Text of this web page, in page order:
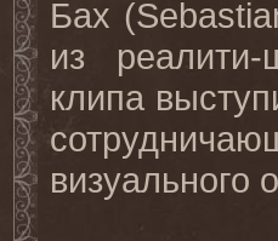
Бах (
из
клипа
визуального